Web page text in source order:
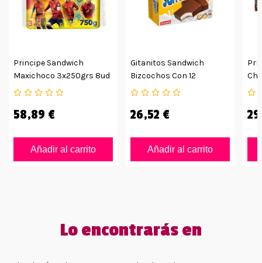
Principe Sandwich
Maxichoco 3x250grs 8ud
58,89 €
Añadir al carrito
Gitanitos Sandwich
Bizcochos Con 12
Paquetes De 6
26,52 €
Añadir al carrito
Lo encontrarás en